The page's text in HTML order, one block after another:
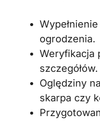
ogrodzenia.
Weryfikacja
szczegółów.
Oględziny
skarpa czy